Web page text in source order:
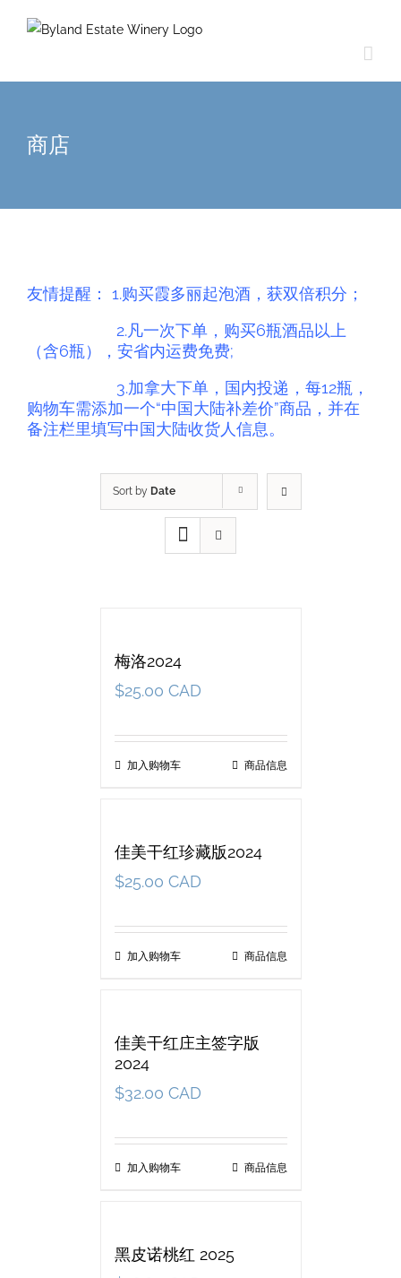
商店
友情提醒： 1.购买霞多丽起泡酒，获双倍积分；
2.凡一次下单，购买6瓶酒品以上
（含6瓶），安省内运费免费;
3.加拿大下单，国内投递，每12瓶，
购物车需添加一个“中国大陆补差价”商品，并在
备注栏里填写中国大陆收货人信息。
Sort by Date
梅洛2024
$25.00 CAD
加入购物车 商品信息
佳美干红珍藏版2024
$25.00 CAD
加入购物车 商品信息
佳美干红庄主签字版
2024
$32.00 CAD
加入购物车 商品信息
黑皮诺桃红 2025